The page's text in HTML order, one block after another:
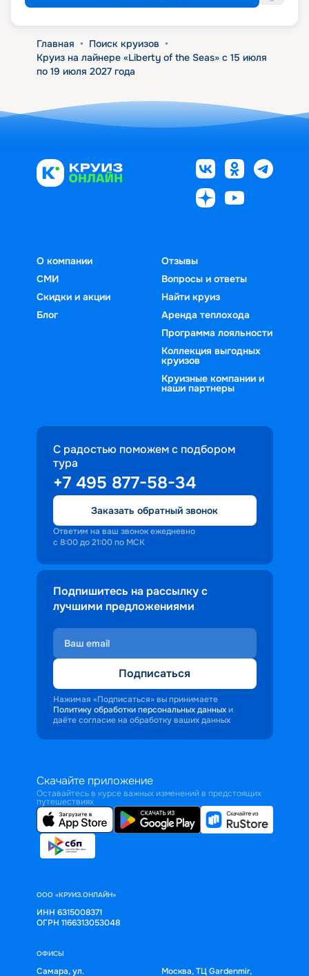
Главная • Поиск круизов •
Круиз на лайнере «Liberty of the Seas» с 15 июля
по 19 июля 2027 года
О компании
СМИ
Скидки и акции
Блог
Отзывы
Вопросы и ответы
Найти круиз
Аренда теплохода
Программа лояльности
Коллекция выгодных
круизов
Круизные компании и
наши партнеры
С радостью поможем с подбором
тура
+7 495 877-58-34
Заказать обратный звонок
Ответим на ваш звонок ежедневно
с 8:00 до 21:00 по МСК
Подпишитесь на рассылку с
лучшими предложениями
Подписаться
Нажимая «Подписаться» вы принимаете
Политику обработки персональных данных и
даёте согласие на обработку ваших данных
Скачайте приложение
Оставайтесь в курсе важных изменений в предстоящих
путешествиях
ООО «КРУИЗ.ОНЛАЙН»
ИНН 6315008371
ОГРН 1166313053048
ОФИСЫ
Самара, ул. Москва, ТЦ Gardenmir,